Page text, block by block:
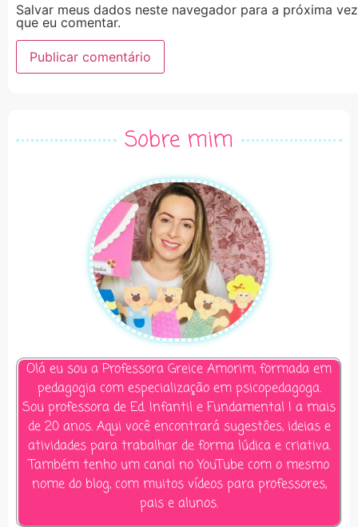
Salvar meus dados neste navegador para a próxima vez
que eu comentar.
Sobre mim
Olá eu sou a Professora Greice Amorim, formada em
pedagogia com especialização em psicopedagoga.
Sou professora de Ed. Infantil e Fundamental I a mais
de 20 anos. Aqui você encontrará sugestões, ideias e
atividades para trabalhar de forma lúdica e criativa.
Também tenho um canal no YouTube com o mesmo
nome do blog, com muitos vídeos para professores,
pais e alunos.